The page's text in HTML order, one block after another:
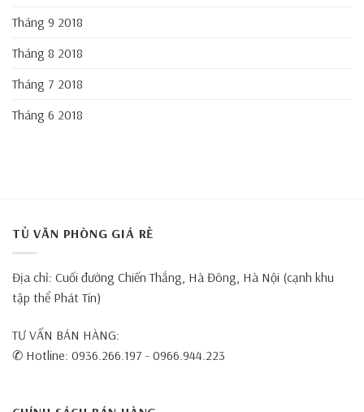
Tháng 9 2018
Tháng 8 2018
Tháng 7 2018
Tháng 6 2018
TỦ VĂN PHÒNG GIÁ RẺ
Địa chỉ: Cuối đường Chiến Thắng, Hà Đông, Hà Nội (cạnh khu
tập thể Phát Tín)
TƯ VẤN BÁN HÀNG:
✆ Hotline: 0936.266.197 - 0966.944.223